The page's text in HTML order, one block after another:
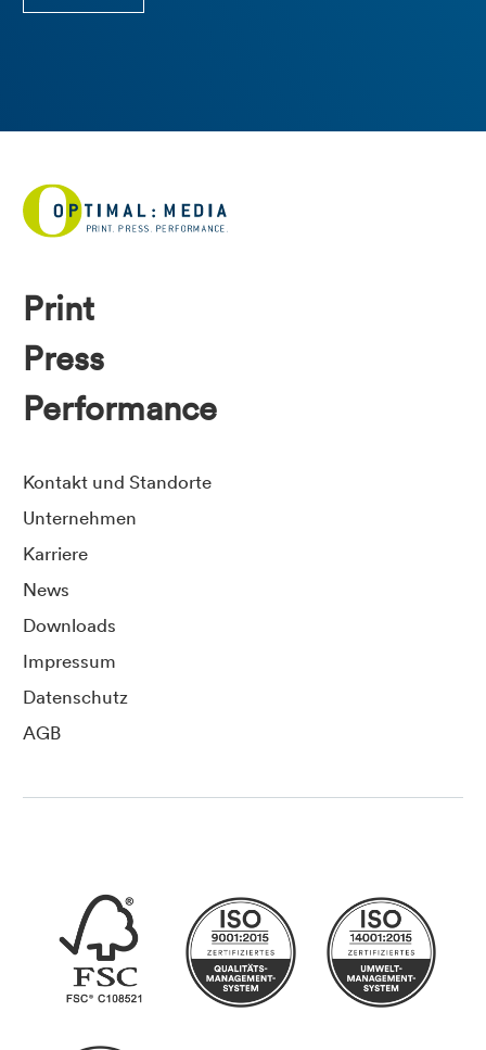
Print
Press
Performance
Kontakt und Standorte
Unternehmen
Karriere
News
Downloads
Impressum
Datenschutz
AGB